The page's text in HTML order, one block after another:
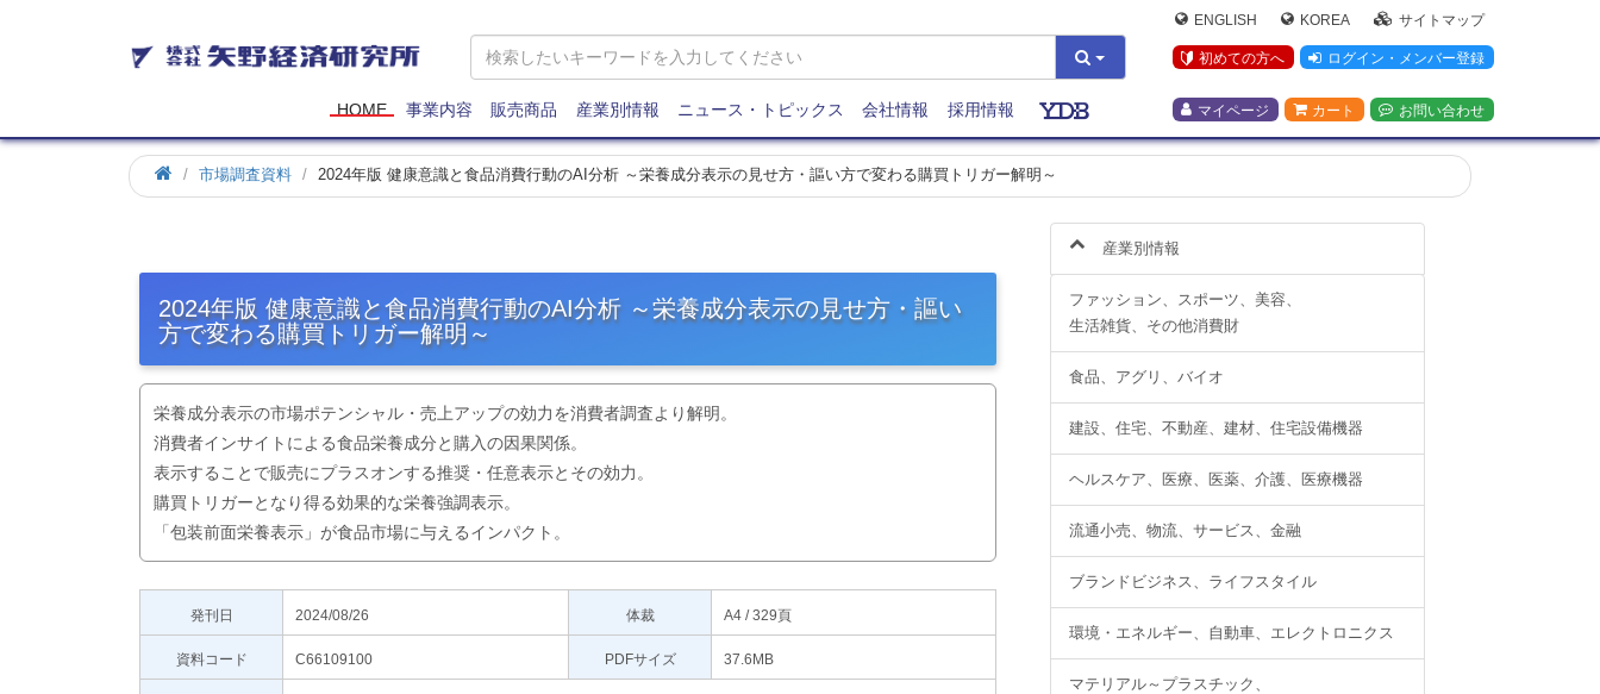
矢
野
研
究
所
ENGLISH KOREA サイトマップ
初めての方へ ログイン・メンバー登録
マイページ カート お問い合わせ
HOME 事業内容 販売商品 産業別情報 ニュース・トピックス 会社情報 採用情報
市場調査資料 2024年版 健康意識と食品消費行動のAI分析 ～栄養成分表示の見せ方・謳い方で変わる購買トリガー解明～
2024年版 健康意識と食品消費行動のAI分析 ～栄養成分表示の見せ方・謳い
方で変わる購買トリガー解明～
栄養成分表示の市場ポテンシャル・売上アップの効力を消費者調査より解明。
消費者インサイトによる食品栄養成分と購入の因果関係。
表示することで販売にプラスオンする推奨・任意表示とその効力。
購買トリガーとなり得る効果的な栄養強調表示。
「包装前面栄養表示」が食品市場に与えるインパクト。
発刊日 2024/08/26 体裁 A4 / 329頁
資料コード C66109100 PDFサイズ 37.6MB
産業別情報
ファッション、スポーツ、美容、
生活雑貨、その他消費財
食品、アグリ、バイオ
建設、住宅、不動産、建材、住宅設備機器
ヘルスケア、医療、医薬、介護、医療機器
流通小売、物流、サービス、金融
ブランドビジネス、ライフスタイル
環境・エネルギー、自動車、エレクトロニクス
マテリアル～プラスチック、